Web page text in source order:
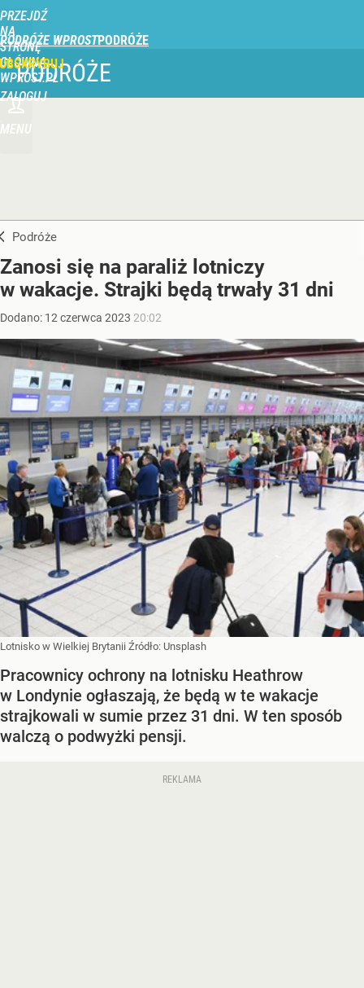
PRZEJDŹ
NA
STRONĘ
GŁÓWNĄ
WPROST.PL
PODRÓŻE WPROST
ZALOGUJ
MENU
PODRÓŻE
Podróże
Zanosi się na paraliż lotniczy
w wakacje. Strajki będą trwały 31 dni
Dodano: 12 czerwca 2023 20:02
Lotnisko w Wielkiej Brytanii Źródło: Unsplash
Pracownicy ochrony na lotnisku Heathrow
w Londynie ogłaszają, że będą w te wakacje
strajkowali w sumie przez 31 dni. W ten sposób
walczą o podwyżki pensji.